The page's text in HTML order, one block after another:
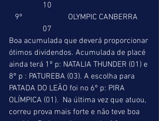
                 10
                 07
Boa acumulada que deverá proporcionar
ótimos dividendos. Acumulada de placé
ainda terá 1º p: NATALIA THUNDER (01) e
8º p : PATUREBA (03). A escolha para
PATADA DO LEÃO foi no 6º p: PIRA
OLÍMPICA (01).  Na última vez que atuou,
correu prova mais forte e não teve boa